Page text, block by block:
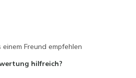
einem Freund empfehlen
hilfreich?